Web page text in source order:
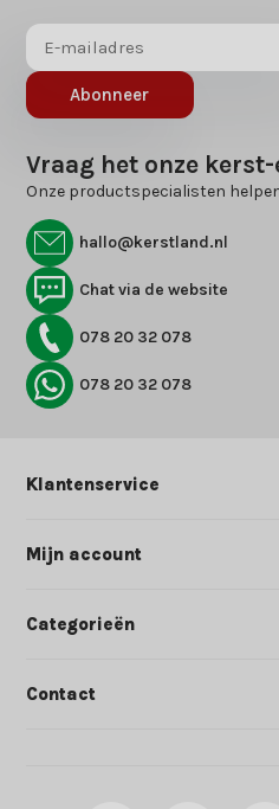
Abonneer
Vraag het onze
Onze productspecialisten
hallo@kerstland.nl
Chat via de website
078 20 32 078
078 20 32 078
Klantenservice
Mijn account
Categorieën
Contact